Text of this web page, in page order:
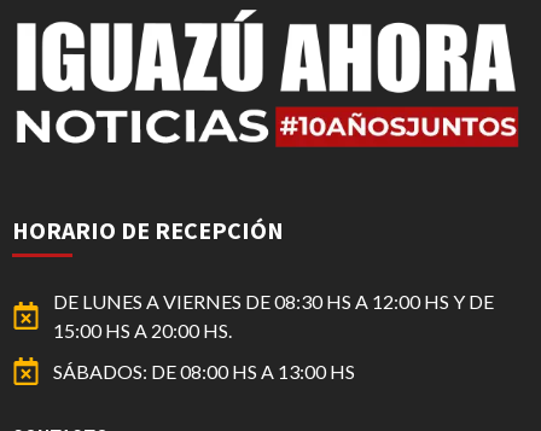
HORARIO DE RECEPCIÓN
DE LUNES A VIERNES DE 08:30 HS A 12:00 HS Y DE
15:00 HS A 20:00 HS.
SÁBADOS: DE 08:00 HS A 13:00 HS